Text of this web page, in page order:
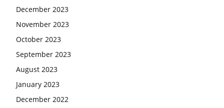
December 2023
November 2023
October 2023
September 2023
August 2023
January 2023
December 2022